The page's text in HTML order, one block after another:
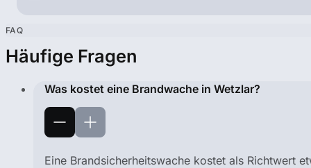
FAQ
Häufige Fragen
Was kostet eine Brandwache in Wetzlar?
Eine Brandsicherheitswache kostet als Richtwert